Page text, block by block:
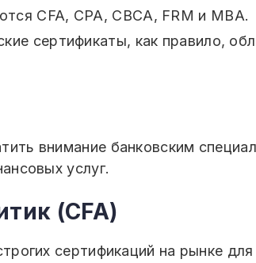
CFA, CPA, CBCA, FRM и MBA.
сертификаты, как правило,
внимание банковским
услуг.
(CFA)
сертификаций на рынке